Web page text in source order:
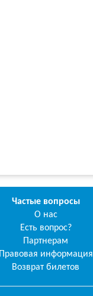
Частые вопросы
О нас
Есть вопрос?
Партнерам
Правовая информация
Возврат билетов